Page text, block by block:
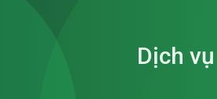
Dịch vụ